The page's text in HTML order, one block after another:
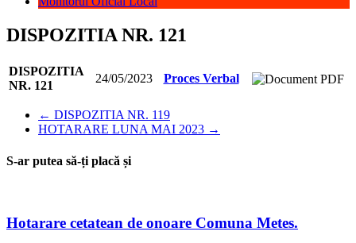
DISPOZITIA NR. 121
DISPOZITIA
NR. 121
24/05/2023 Proces Verbal
← DISPOZITIA NR. 119
HOTARARE LUNA MAI 2023 →
S-ar putea să-ți placă și
Hotarare cetatean de onoare Comuna Metes.